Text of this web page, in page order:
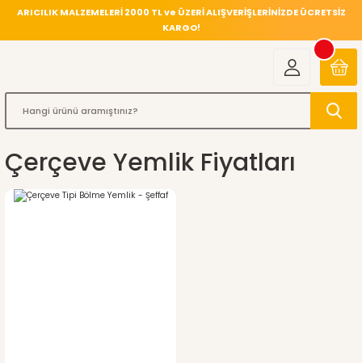
ARICILIK MALZEMELERİ 2000 TL ve ÜZERİ ALIŞVERİŞLERİNİZDE ÜCRETSİZ
KARGO!
Çerçeve Yemlik Fiyatları